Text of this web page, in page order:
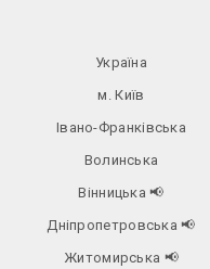
Україна
м. Київ
Івано-Франківська
Волинська
Вінницька📢
Дніпропетровська📢
Житомирська 📢